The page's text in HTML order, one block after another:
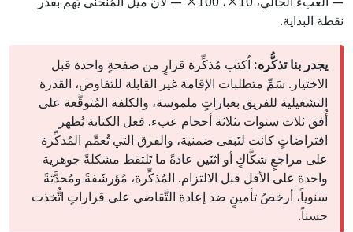
نقطة البداية.
يجدر بنا تذكُّره:اُكتب مُذكِّرة قرارٍ من صفحةٍ واحدة قبل
الاختيار. سَمِّ متطلبات الإقامة غير القابلة للتفاوض، القدرة
التشغيلية للفريق بعباراتٍ ملموسة، والكلفة المُتوقَّعة على
أُفق ثلاث سنوات بثلاثة أحجام عبء. فعل الكتابة يُظهر
افتراضاتٍ كانت لتَبقى ضمنية، والفرق التي تُعمِّم المُذكِّرة
على مراجعٍ شكَّاكٍ أو اثنَين عادةً ما تَلتقط مشكلةً جوهرية
واحدة على الأقل قبل الالتزام. المُذكِّرة، مُؤرشَفةً ومُحدَّثةً
سنوياً، أرخصُ تأمينٍ ضد إعادة التَّقاضي على قراراتٍ اتُّخذت
حسناً.